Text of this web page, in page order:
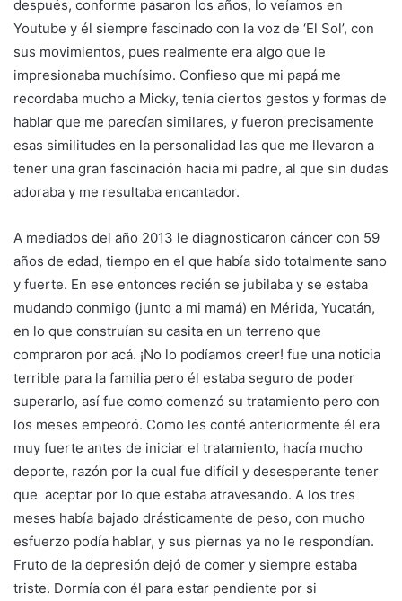
después, conforme pasaron los años, lo veíamos en
Youtube y él siempre fascinado con la voz de ‘El Sol’, con
sus movimientos, pues realmente era algo que le
impresionaba muchísimo. Confieso que mi papá me
recordaba mucho a Micky, tenía ciertos gestos y formas de
hablar que me parecían similares, y fueron precisamente
esas similitudes en la personalidad las que me llevaron a
tener una gran fascinación hacia mi padre, al que sin dudas
adoraba y me resultaba encantador.
A mediados del año 2013 le diagnosticaron cáncer con 59
años de edad, tiempo en el que había sido totalmente sano
y fuerte. En ese entonces recién se jubilaba y se estaba
mudando conmigo (junto a mi mamá) en Mérida, Yucatán,
en lo que construían su casita en un terreno que
compraron por acá. ¡No lo podíamos creer! fue una noticia
terrible para la familia pero él estaba seguro de poder
superarlo, así fue como comenzó su tratamiento pero con
los meses empeoró. Como les conté anteriormente él era
muy fuerte antes de iniciar el tratamiento, hacía mucho
deporte, razón por la cual fue difícil y desesperante tener
que aceptar por lo que estaba atravesando. A los tres
meses había bajado drásticamente de peso, con mucho
esfuerzo podía hablar, y sus piernas ya no le respondían.
Fruto de la depresión dejó de comer y siempre estaba
triste. Dormía con él para estar pendiente por si